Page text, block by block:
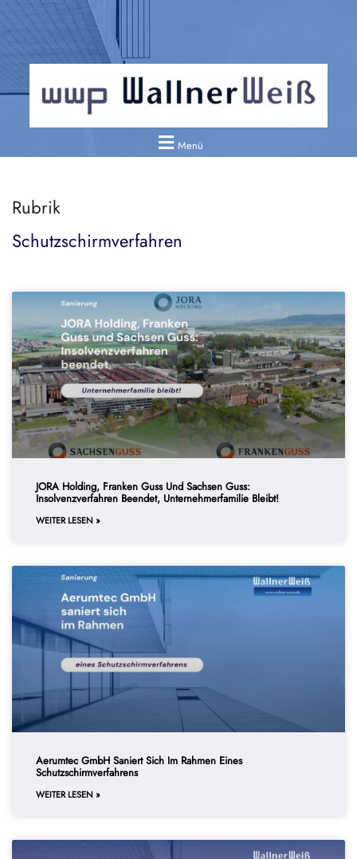
Menü
Rubrik
Schutzschirmverfahren
JORA Holding, Franken Guss Und Sachsen Guss:
Insolvenzverfahren Beendet, Unternehmerfamilie Bleibt!
WEITER LESEN »
Aerumtec GmbH Saniert Sich Im Rahmen Eines
Schutzschirmverfahrens
WEITER LESEN »